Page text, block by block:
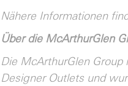
Nähere Informationen
Über die McArthurGlen
Die McArthurGlen Group
Designer Outlets und